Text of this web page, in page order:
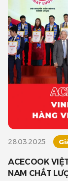
28.03.2025
ACECOOK
NAM CHẤT